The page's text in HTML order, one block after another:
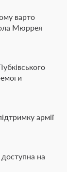
варто
Мюррея
армії
на